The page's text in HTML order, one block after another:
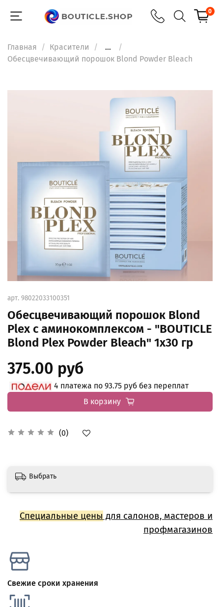
0
Главная Красители
...
Обесцвечивающий порошок Blond Powder Bleach
арт. 98022033100351
Обесцвечивающий порошок Blond
Plex с аминокомплексом - "BOUTICLE
Blond Plex Powder Bleach" 1x30 гр
(0)
375.00 руб
4 платежа по 93.75 руб без переплат
В корзину
Выбрать
Специальные цены для салонов, мастеров и
профмагазинов
Свежие сроки хранения